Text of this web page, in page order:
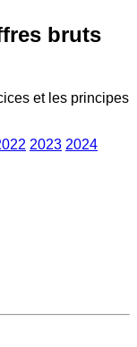
bruts
et les principes
2023 2024